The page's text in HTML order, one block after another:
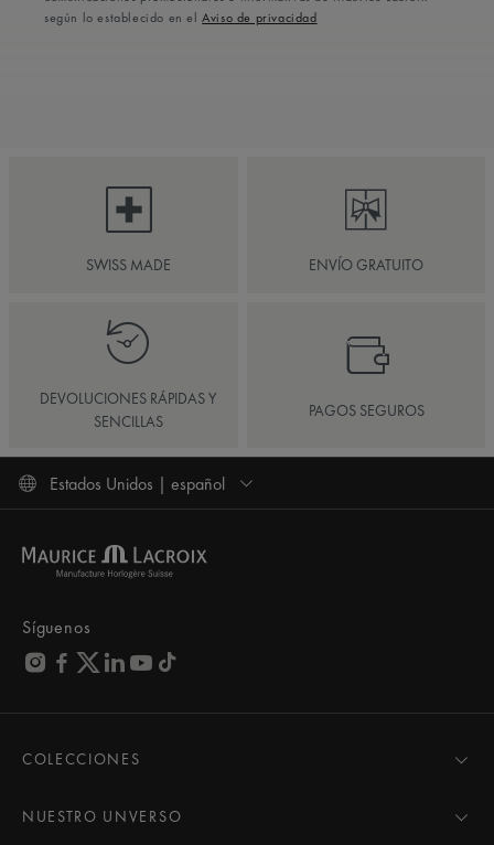
según lo establecido en elAviso de privacidad
SWISS MADE ENVÍO GRATUITO
DEVOLUCIONES RÁPIDAS Y
SENCILLAS
PAGOS SEGUROS
Estados Unidos | español
Síguenos
COLECCIONES
AIKON
NUESTRO UNVERSO